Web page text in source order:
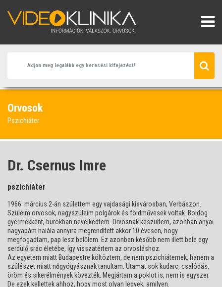
Orvosok
Pszichiáter
Dr. Csernus Imre
pszichiáter
1966. március 2-án születtem egy vajdasági kisvárosban, Verbászon.
Szüleim orvosok, nagyszüleim polgárok és földművesek voltak. Boldog
gyermekként, burokban nevelkedtem. Orvosnak készültem, azonban anyai
nagyapám halála annyira megrendített akkor 10 évesen, hogy
megfogadtam, pap lesz belőlem. Ez azonban később nem illett bele egy
serdülő srác életébe, így visszatértem az orvosláshoz.
Az egyetem miatt Budapestre költöztem, de nem pszichiáternek, hanem a
szülészet miatt nőgyógyásznak tanultam. Utamat sok kudarc, csalódás,
öröm és sikerélmények kövezték. Megjártam a poklot is, nem is egyszer.
De ezek kellettek ahhoz, hogy most olyan legyek, amilyen.